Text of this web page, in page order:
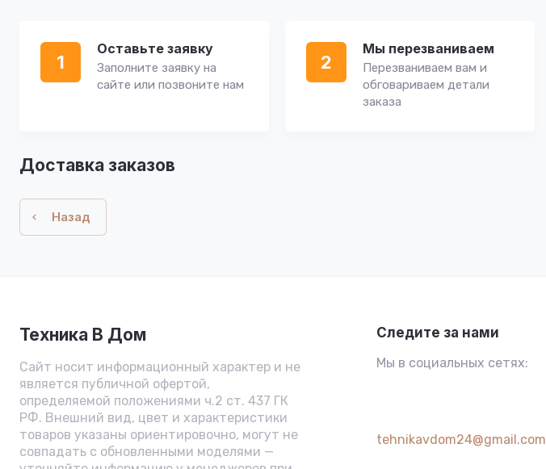
1
Оставьте заявку
Заполните заявку на
сайте или позвоните нам
2
Мы перезваниваем
Перезваниваем вам и
обговариваем детали
заказа
Доставка заказов
Назад
Техника В Дом
Сайт носит информационный характер и не
является публичной офертой,
определяемой положениями ч.2 ст. 437 ГК
РФ. Внешний вид, цвет и характеристики
товаров указаны ориентировочно, могут не
совпадать с обновленными моделями —
Следите за нами
Мы в социальных сетях:
tehnikavdom24@gmail.com